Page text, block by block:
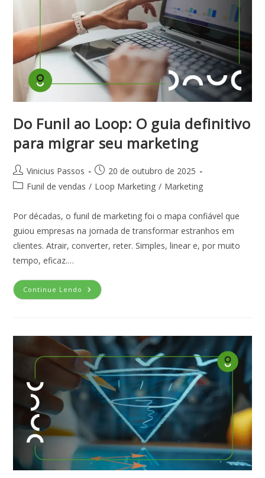
Do Funil ao Loop: O guia definitivo
para migrar seu marketing
Vinicius Passos
20 de outubro de 2025
Funil de vendas / Loop Marketing / Marketing
Por décadas, o funil de marketing foi o mapa confiável que
guiou empresas na jornada de transformar estranhos em
clientes. Atrair, converter, reter. Simples, linear e, por muito
tempo, eficaz.…
Continue Lendo